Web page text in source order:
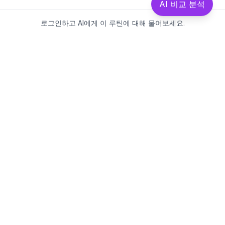
로그인하고 AI에게 이 루틴에 대해 물어보세요.
AI 비교 분석